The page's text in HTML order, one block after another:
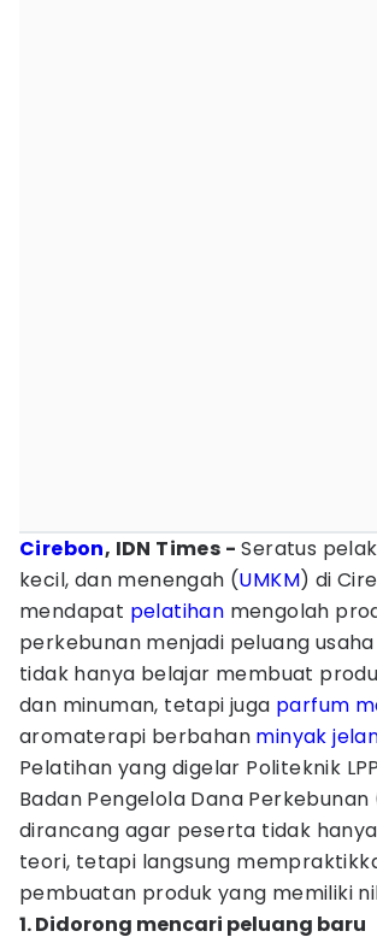
Cirebon, IDN Times - Seratus
kecil, dan menengah (UMKM) di
mendapat pelatihan mengolah
perkebunan menjadi peluang
tidak hanya belajar membuat
dan minuman, tetapi juga parfum
aromaterapi berbahan minyak
Pelatihan yang digelar Politeknik
Badan Pengelola Dana Perkebunan
dirancang agar peserta tidak
teori, tetapi langsung
pembuatan produk yang memiliki
1. Didorong mencari peluang baru